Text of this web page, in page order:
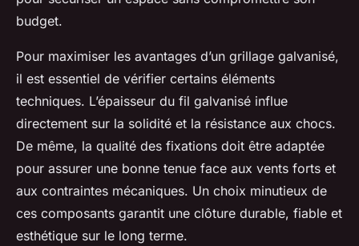
budget.
Pour maximiser les avantages d’un grillage galvanisé,
il est essentiel de vérifier certains éléments
techniques. L’épaisseur du fil galvanisé influe
directement sur la solidité et la résistance aux chocs.
De même, la qualité des fixations doit être adaptée
pour assurer une bonne tenue face aux vents forts et
aux contraintes mécaniques. Un choix minutieux de
ces composants garantit une clôture durable, fiable et
esthétique sur le long terme.